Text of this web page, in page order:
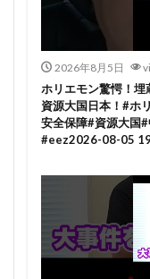
2026年8月5日
ホリエモン驚愕！埋
資源大国日本！#ホ
安全保障#資源大国
#eez2026-08-05